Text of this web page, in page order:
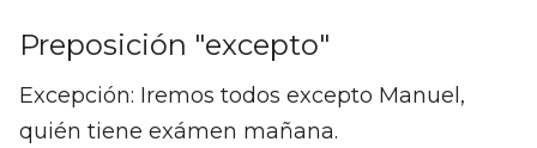
Preposición "excepto"
Excepción: Iremos todos excepto Manuel,
quién tiene exámen mañana.